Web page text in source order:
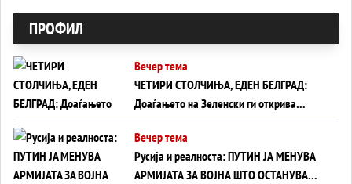
ПРОФИЛ
Вечер тема
ЧЕТИРИ СТОЛЧИЊА, ЕДЕН БЕЛГРАД:
Доаѓањето на Зеленски ги открива
тајните на политиката на балансирање
на Вучиќ
Вечер тема
Русија и реалноста: ПУТИН ЈА МЕНУВА
АРМИЈАТА ЗА ВОЈНА ШТО ОСТАНУВА